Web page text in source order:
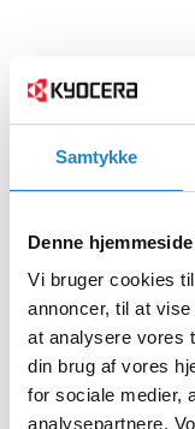
Samtykke
Denne
Vi bruger cookies
annoncer, til at
at analysere vores
din brug af vores
for sociale medier,
analysepartnere.